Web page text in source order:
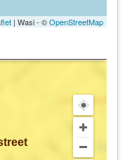
| Wasi - ©OpenStreetMap